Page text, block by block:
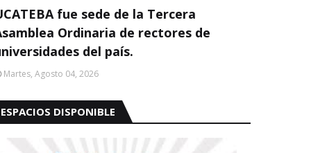
fue sede de la Tercera
Ordinaria de rectores de
del país.
Martes, Agosto 04, 2026
ESPACIOS DISPONIBLE